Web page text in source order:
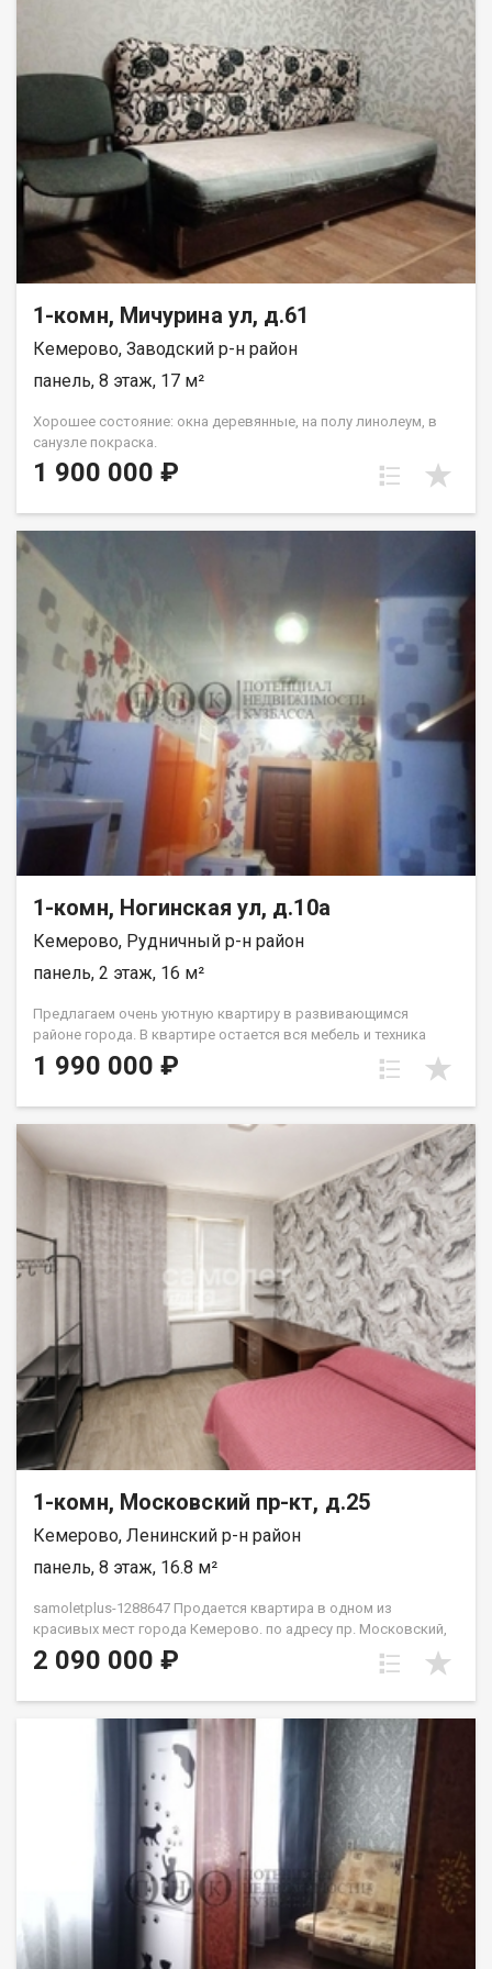
1-комн, Мичурина ул, д.61
Кемерово, Заводский р-н район
панель, 8 этаж, 17 м²
Хорошее состояние: окна деревянные, на полу линолеум, в
санузле покраска.
1 900 000 ₽
1-комн, Ногинская ул, д.10а
Кемерово, Рудничный р-н район
панель, 2 этаж, 16 м²
Предлагаем очень уютную квартиру в развивающимся
районе города. В квартире остается вся мебель и техника
(кухня, диван, шкаф, ст.машина, микроволновка). У
стеклопакета две рабочие створки, натяжной потолок,
направления в т.ч. торговые центры. Один собственник -
взрослый. Лена Васильева
1 990 000 ₽
1-комн, Московский пр-кт, д.25
Кемерово, Ленинский р-н район
панель, 8 этаж, 16.8 м²
samoletplus-1288647 Продается квартира в одном из
красивых мест города Кемерово. по адресу пр. Московский,
25 Квартира расположена на 8 этаже 9‑этажного дома.
Отличное сочетание цены и готовности к быстрой сделке.
этого объекта недвижимости: классный район для
проживания и сдачи в аренду ликвидность для последующей
сдачи в аренду или перепродажи доступная цена развитая
инфраструктура, рядом школа 78, 3 детских сада, ТЦ Лето
сити, магазины, остановка, детская поликлиника,
прогулочные зоны, футбольное поле. Неподалеку сквер. Один
взрослый собственник быстрый выход на сделку Приобретая
недвижимость через Федеральное Агентство Недвижимости
"Самолёт Плюс" Вы получаете: Гарантия юридической
чистоты сделки от компании, которая работает на рынке
недвижимости в городе Кемерово с 2010 года! Выгодная
ипотека только для клиентoв Cамолёт плюc! Платежи
2 090 000 ₽